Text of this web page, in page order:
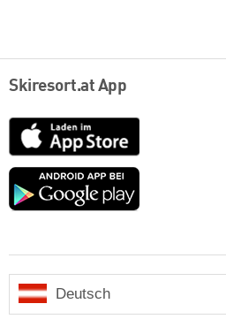
Skiresort.at App
App
Store
Google
Deutsch